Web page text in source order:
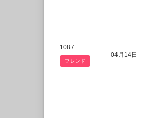
1087
フレンド
04月14日